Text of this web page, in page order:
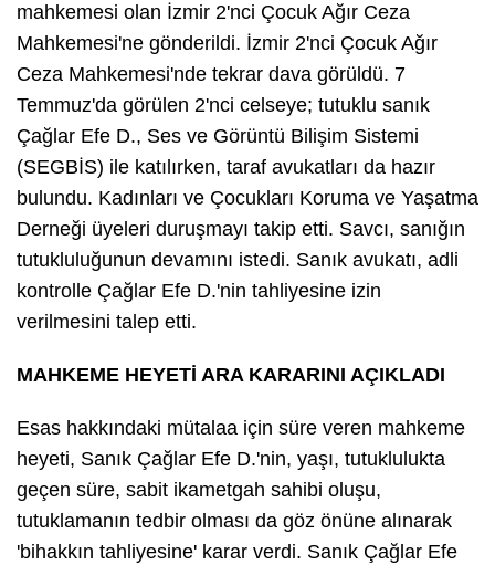
mahkemesi olan İzmir 2'nci Çocuk Ağır Ceza
Mahkemesi'ne gönderildi. İzmir 2'nci Çocuk Ağır
Ceza Mahkemesi'nde tekrar dava görüldü. 7
Temmuz'da görülen 2'nci celseye; tutuklu sanık
Çağlar Efe D., Ses ve Görüntü Bilişim Sistemi
(SEGBİS) ile katılırken, taraf avukatları da hazır
bulundu. Kadınları ve Çocukları Koruma ve Yaşatma
Derneği üyeleri duruşmayı takip etti. Savcı, sanığın
tutukluluğunun devamını istedi. Sanık avukatı, adli
kontrolle Çağlar Efe D.'nin tahliyesine izin
verilmesini talep etti.
MAHKEME HEYETİ ARA KARARINI AÇIKLADI
Esas hakkındaki mütalaa için süre veren mahkeme
heyeti, Sanık Çağlar Efe D.'nin, yaşı, tutuklulukta
geçen süre, sabit ikametgah sahibi oluşu,
tutuklamanın tedbir olması da göz önüne alınarak
'bihakkın tahliyesine' karar verdi. Sanık Çağlar Efe